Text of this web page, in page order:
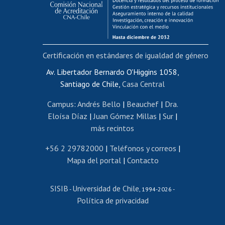
Funcionarias/os
Cursos internos de capacitación
Bienestar del personal
Portal de movilidad interna
Certificado de renta
Certificado de renta honorarios
Editar páginas blancas
Extranjeras/os
Revalidación y reconocimiento de títulos
Postulación al Programa de Movilidad Estudiantil
Cursos de español
Av. Libertador Bernardo O'Higgins 1058,
Santiago de Chile, Casa Central
Campus: Andrés Bello | Beauchef| Dra.
Eloísa Díaz | Juan Gómez Millas | Sur |
más recintos
+56 2 29782000 | Teléfonos y correos |
Mapa del portal| Contacto
SISIB - Universidad de Chile , 1994-2026 -
Política de privacidad
Certificación en estándares de igualdad de género